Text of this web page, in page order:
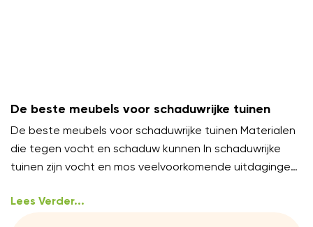
De beste meubels voor schaduwrijke tuinen
De beste meubels voor schaduwrijke tuinen Materialen
die tegen vocht en schaduw kunnen In schaduwrijke
tuinen zijn vocht en mos veelvoorkomende uitdagingen.
Lees Verder...